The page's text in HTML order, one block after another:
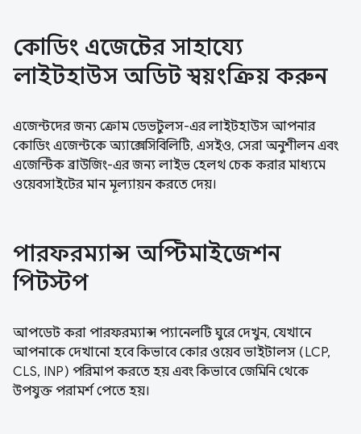
কোডিং এজেন্টের সাহায্যে
লাইটহাউস অডিট স্বয়ংক্রিয় করুন
এজেন্টদের জন্য ক্রোম ডেভটুলস-এর লাইটহাউস আপনার
কোডিং এজেন্টকে অ্যাক্সেসিবিলিটি, এসইও, সেরা অনুশীলন এবং
এজেন্টিক ব্রাউজিং-এর জন্য লাইভ হেলথ চেক করার মাধ্যমে
ওয়েবসাইটের মান মূল্যায়ন করতে দেয়।
পারফরম্যান্স অপ্টিমাইজেশন
পিটস্টপ
আপডেট করা পারফরম্যান্স প্যানেলটি ঘুরে দেখুন, যেখানে
আপনাকে দেখানো হবে কিভাবে কোর ওয়েব ভাইটালস (LCP,
CLS, INP) পরিমাপ করতে হয় এবং কিভাবে জেমিনি থেকে
উপযুক্ত পরামর্শ পেতে হয়।